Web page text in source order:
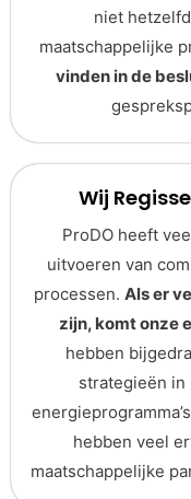
niet
maatschappelijke
vinden in de
Wij
ProDO heeft
uitvoeren van
processen. Als er
zijn, komt onze
hebben
strategieën in
hebben veel
maatschappelijke